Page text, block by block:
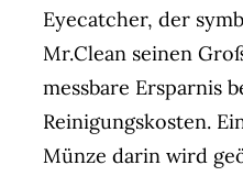
Eyecatcher, der
Mr.Clean seinen
messbare Ersparnis
Reinigungskosten.
Münze darin wird